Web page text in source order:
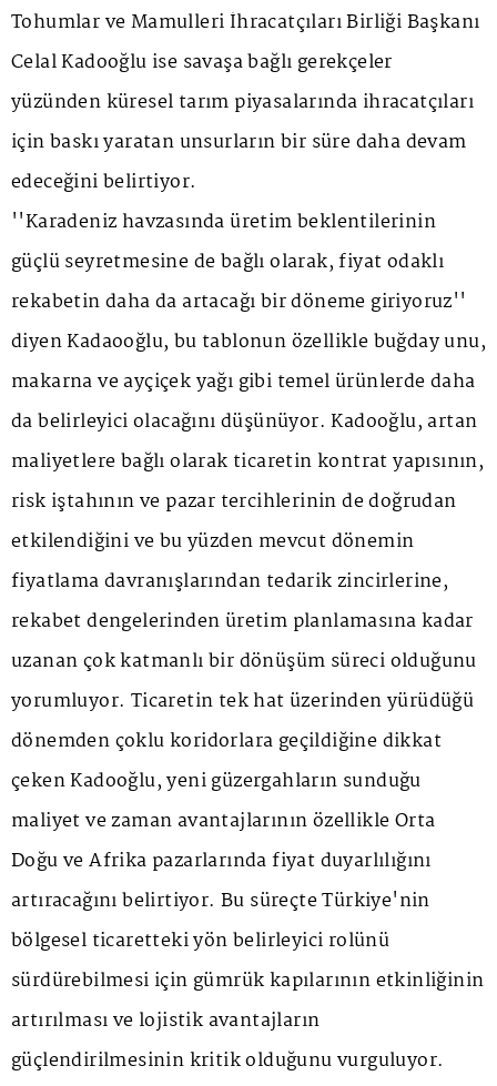
Tohumlar ve Mamulleri İhracatçıları Birliği Başkanı
Celal Kadooğlu ise savaşa bağlı gerekçeler
yüzünden küresel tarım piyasalarında ihracatçıları
için baskı yaratan unsurların bir süre daha devam
edeceğini belirtiyor.
''Karadeniz havzasında üretim beklentilerinin
güçlü seyretmesine de bağlı olarak, fiyat odaklı
rekabetin daha da artacağı bir döneme giriyoruz''
diyen Kadaooğlu, bu tablonun özellikle buğday unu,
makarna ve ayçiçek yağı gibi temel ürünlerde daha
da belirleyici olacağını düşünüyor. Kadooğlu, artan
maliyetlere bağlı olarak ticaretin kontrat yapısının,
risk iştahının ve pazar tercihlerinin de doğrudan
etkilendiğini ve bu yüzden mevcut dönemin
fiyatlama davranışlarından tedarik zincirlerine,
rekabet dengelerinden üretim planlamasına kadar
uzanan çok katmanlı bir dönüşüm süreci olduğunu
yorumluyor. Ticaretin tek hat üzerinden yürüdüğü
dönemden çoklu koridorlara geçildiğine dikkat
çeken Kadooğlu, yeni güzergahların sunduğu
maliyet ve zaman avantajlarının özellikle Orta
Doğu ve Afrika pazarlarında fiyat duyarlılığını
artıracağını belirtiyor. Bu süreçte Türkiye'nin
bölgesel ticaretteki yön belirleyici rolünü
sürdürebilmesi için gümrük kapılarının etkinliğinin
artırılması ve lojistik avantajların
güçlendirilmesinin kritik olduğunu vurguluyor.